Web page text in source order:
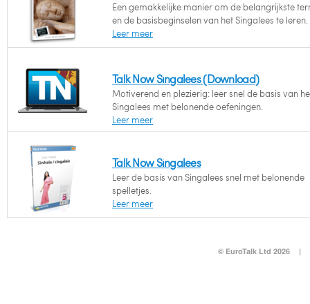
Een gemakkelijke manier om de belangrijkste
en de basisbeginselen van het Singalees te leren.
Leer meer
Talk Now Singalees (Download)
Motiverend en plezierig: leer snel de basis van
Singalees met belonende oefeningen.
Leer meer
Talk Now Singalees
Leer de basis van Singalees snel met belonende
spelletjes.
Leer meer
© EuroTalk Ltd 2026 |